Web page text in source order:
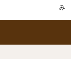
み